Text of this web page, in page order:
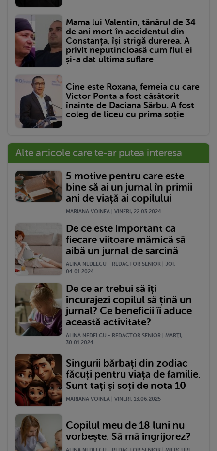
Mama lui Valentin, tânărul de 34
de ani mort în accidentul din
Constanța, își strigă durerea. A
privit neputincioasă cum fiul ei
și-a dat ultima suflare
Cine este Roxana, femeia cu care
Victor Ponta a fost căsătorit
înainte de Daciana Sârbu. A fost
coleg de liceu cu prima soție
Alte articole care te-ar putea interesa
5 motive pentru care este
bine să ai un jurnal în primii
ani de viață ai copilului
MARIANA VOINEA | VINERI, 22.03.2024
De ce este important ca
fiecare viitoare mămică să
aibă un jurnal de sarcină
ALINA NEDELCU - REDACTOR SENIOR | JOI,
04.01.2024
De ce ar trebui să îți
încurajezi copilul să țină un
jurnal? Ce beneficii îi aduce
această activitate?
ALINA NEDELCU - REDACTOR SENIOR | MARŢI,
30.01.2024
Singurii bărbați din zodiac
făcuți pentru viața de familie.
Sunt tați și soți de nota 10
MARIANA VOINEA | VINERI, 13.06.2025
Copilul meu de 18 luni nu
vorbește. Să mă îngrijorez?
ALINA NEDELCU - REDACTOR SENIOR | MIERCURI,